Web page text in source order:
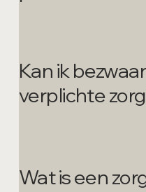
Kan ik
verplichte
Wat is een